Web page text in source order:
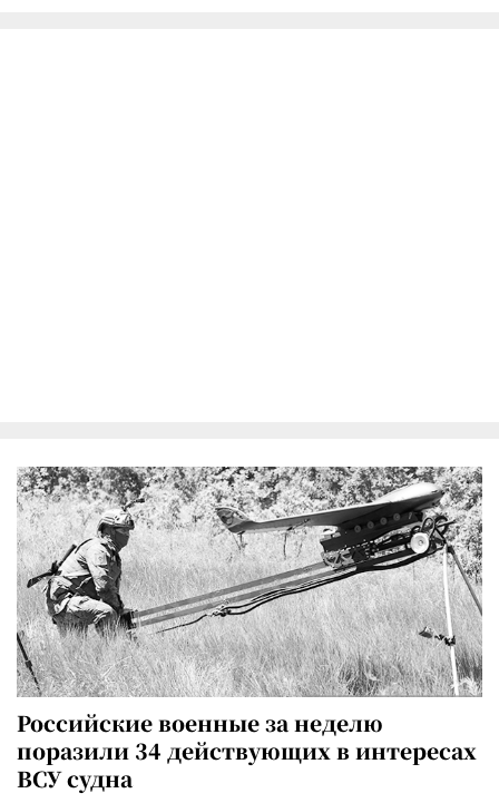
Российские военные за неделю
поразили 34 действующих в интересах
ВСУ судна